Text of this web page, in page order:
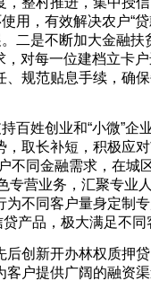
用，有效解决农户“
二是不断加大金融
对每一位建档立卡
规范贴息手续，确
百姓创业和“小微”
取长补短，积极应
不同金融需求，在城
专营业务，汇聚专
不同客户量身定制专
贷产品，极大满足不
创新开办林权质押
户提供广阔的融资